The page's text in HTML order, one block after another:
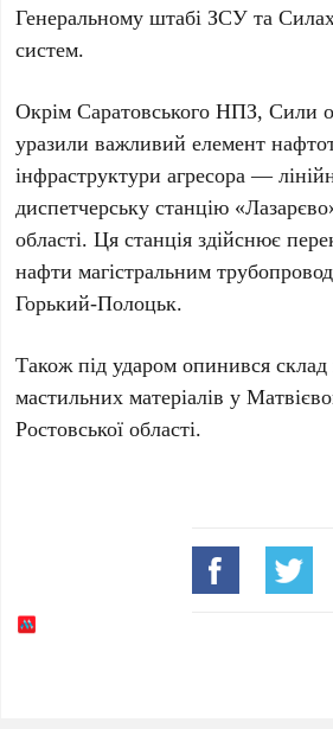
Генеральному штабі ЗСУ та
систем.
ОкрімСаратовського НПЗ, Сили
уразили важливий елемент
інфраструктури агресора —
диспетчерську станцію
області. Ця станція здійснює
нафти магістральним
Горький-Полоцьк.
Також під ударом опинився
мастильних матеріалів у
Ростовської області.